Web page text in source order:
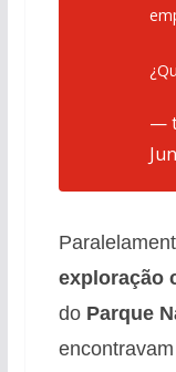
—
exploração
do Parque